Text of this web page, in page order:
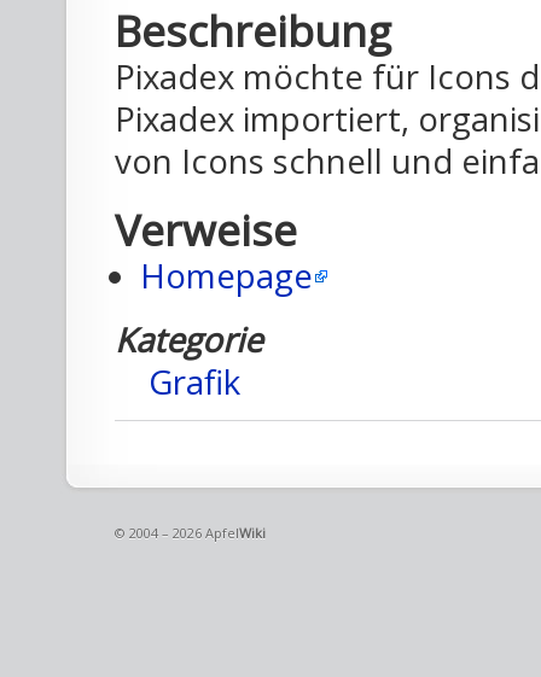
Beschreibung
Pixadex möchte für Icons
Pixadex importiert,
von Icons schnell und
Verweise
Homepage
Kategorie
Grafik
© 2004 – 2026 ApfelWiki